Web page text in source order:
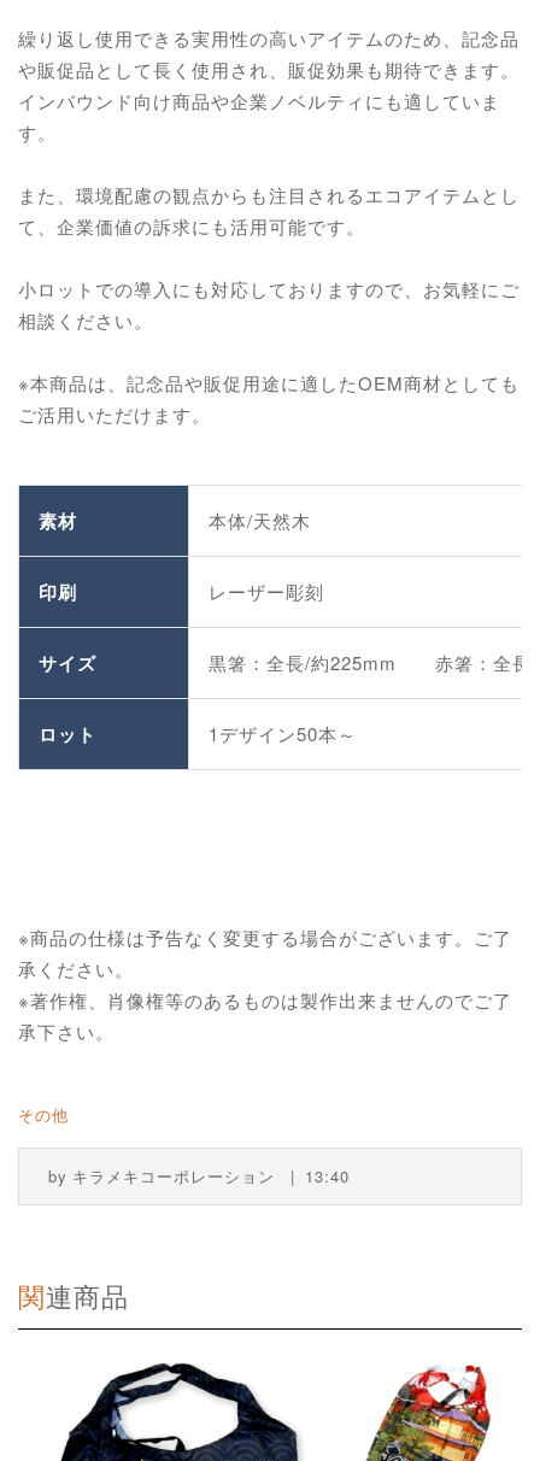
繰り返し使用できる実用性の高いアイテムのため、記念品
や販促品として長く使用され、販促効果も期待できます。
インバウンド向け商品や企業ノベルティにも適していま
す。
また、環境配慮の観点からも注目されるエコアイテムとし
て、企業価値の訴求にも活用可能です。
小ロットでの導入にも対応しておりますので、お気軽にご
相談ください。
※本商品は、記念品や販促用途に適したOEM商材としても
ご活用いただけます。
素材 本体/天然木
印刷 レーザー彫刻
サイズ 黒箸：全長/約225mm 赤箸：全長/
ロット 1デザイン50本～
※商品の仕様は予告なく変更する場合がございます。ご了
承ください。
※著作権、肖像権等のあるものは製作出来ませんのでご了
承下さい。
その他
by キラメキコーポレーション 13:40
関連商品